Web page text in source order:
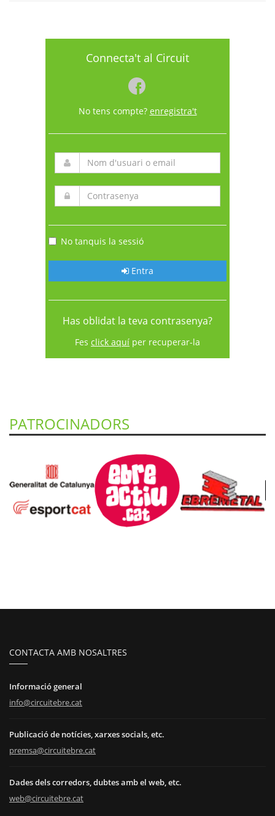
Connecta't al Circuit
No tens compte? enregistra't
No tanquis la sessió
Entra
Has oblidat la teva contrasenya?
Fes click aquí per recuperar-la
PATROCINADORS
CONTACTA AMB NOSALTRES
Informació general
info@circuitebre.cat
Publicació de notícies, xarxes socials, etc.
premsa@circuitebre.cat
Dades dels corredors, dubtes amb el web, etc.
web@circuitebre.cat